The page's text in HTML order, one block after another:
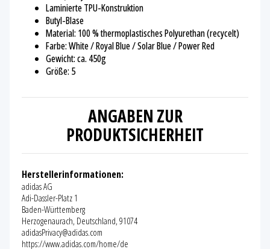
Laminierte TPU-Konstruktion
Butyl-Blase
Material: 100 % thermoplastisches Polyurethan (recycelt)
Farbe: White / Royal Blue / Solar Blue / Power Red
Gewicht: ca. 450g
Größe: 5
ANGABEN ZUR
PRODUKTSICHERHEIT
Herstellerinformationen:
adidas AG
Adi-Dassler-Platz 1
Baden-Württemberg
Herzogenaurach, Deutschland, 91074
adidasPrivacy@adidas.com
https://www.adidas.com/home/de